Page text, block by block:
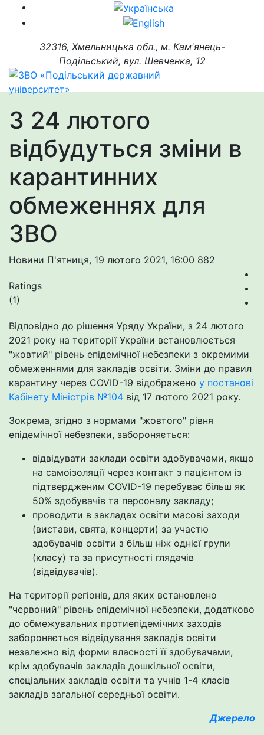
32316, Хмельницька обл., м. Кам'янець-
Подільський, вул. Шевченка, 12
З 24 лютого
відбудуться зміни в
карантинних
обмеженнях для
ЗВО
Новини П'ятниця, 19 лютого 2021, 16:00 882
Ratings
(1)
Відповідно до рішення Уряду України, з 24 лютого
2021 року на території України встановлюється
"жовтий" рівень епідемічної небезпеки з окремими
обмеженнями для закладів освіти. Зміни до правил
карантину через COVID-19 відображено у постанові
Кабінету Міністрів №104 від 17 лютого 2021 року.
Зокрема, згідно з нормами "жовтого" рівня
епідемічної небезпеки, забороняється:
відвідувати заклади освіти здобувачами, якщо
на самоізоляції через контакт з пацієнтом із
підтвердженим COVID-19 перебуває більш як
50% здобувачів та персоналу закладу;
проводити в закладах освіти масові заходи
(вистави, свята, концерти) за участю
здобувачів освіти з більш ніж однієї групи
(класу) та за присутності глядачів
(відвідувачів).
На території регіонів, для яких встановлено
"червоний" рівень епідемічної небезпеки, додатково
до обмежувальних протиепідемічних заходів
забороняється відвідування закладів освіти
незалежно від форми власності її здобувачами,
крім здобувачів закладів дошкільної освіти,
спеціальних закладів освіти та учнів 1-4 класів
закладів загальної середньої освіти.
Джерело